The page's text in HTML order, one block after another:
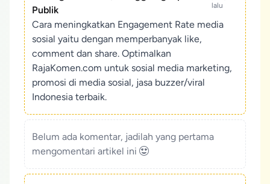
Publik
lalu
Cara meningkatkan Engagement Rate media
sosial yaitu dengan memperbanyak like,
comment dan share. Optimalkan
RajaKomen.com untuk sosial media marketing,
promosi di media sosial, jasa buzzer/viral
Indonesia terbaik.
Belum ada komentar, jadilah yang pertama
mengomentari artikel ini